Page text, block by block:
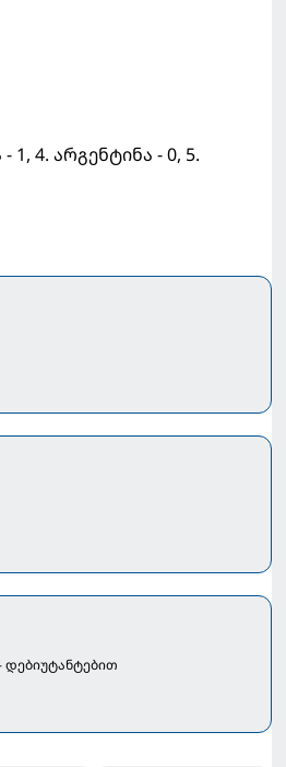
4. არგენტინა - 0, 5.